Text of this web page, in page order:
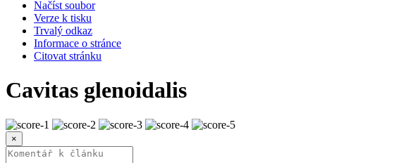
Načíst soubor
Verze k tisku
Trvalý odkaz
Informace o stránce
Citovat stránku
Cavitas glenoidalis
×